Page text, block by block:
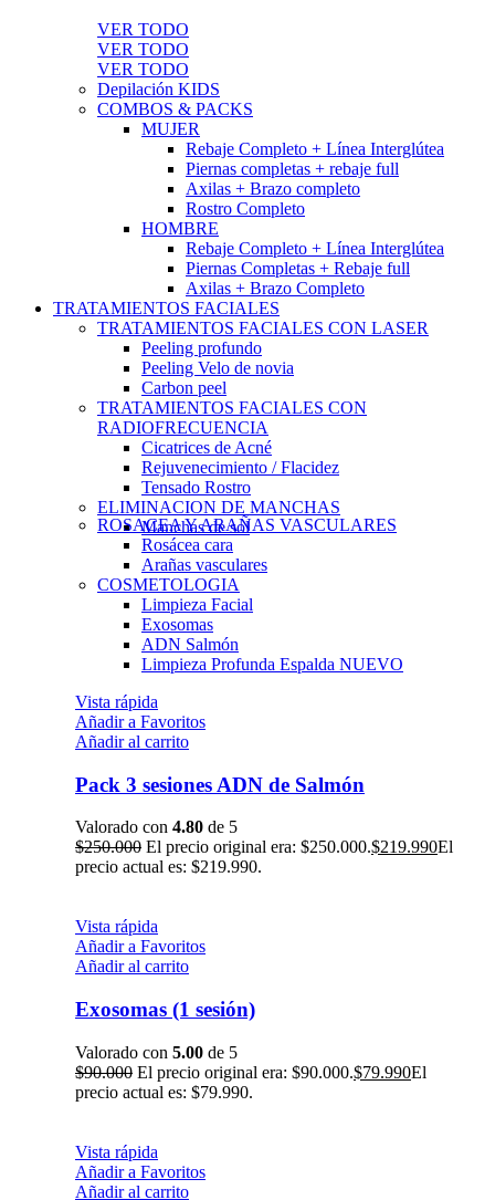
VER TODO
VER TODO
VER TODO
Depilación KIDS
COMBOS & PACKS
MUJER
Rebaje Completo + Línea Interglútea
Piernas completas + rebaje full
Axilas + Brazo completo
Rostro Completo
HOMBRE
Rebaje Completo + Línea Interglútea
Piernas Completas + Rebaje full
Axilas + Brazo Completo
TRATAMIENTOS FACIALES
TRATAMIENTOS FACIALES CON LASER
Peeling profundo
Peeling Velo de novia
Carbon peel
TRATAMIENTOS FACIALES CON
RADIOFRECUENCIA
Cicatrices de Acné
Rejuvenecimiento / Flacidez
Tensado Rostro
ELIMINACION DE MANCHAS
Manchas de sol
ROSACEA Y ARAÑAS VASCULARES
Rosácea cara
Arañas vasculares
COSMETOLOGIA
Limpieza Facial
Exosomas
ADN Salmón
Limpieza Profunda Espalda NUEVO
Vista rápida
Añadir a Favoritos
Añadir al carrito
Pack 3 sesiones ADN de Salmón
Valorado con 4.80 de 5
$250.000 El precio original era: $250.000.$219.990El
precio actual es: $219.990.
Vista rápida
Añadir a Favoritos
Añadir al carrito
Exosomas (1 sesión)
Valorado con 5.00 de 5
$90.000 El precio original era: $90.000.$79.990El
precio actual es: $79.990.
Vista rápida
Añadir a Favoritos
Añadir al carrito